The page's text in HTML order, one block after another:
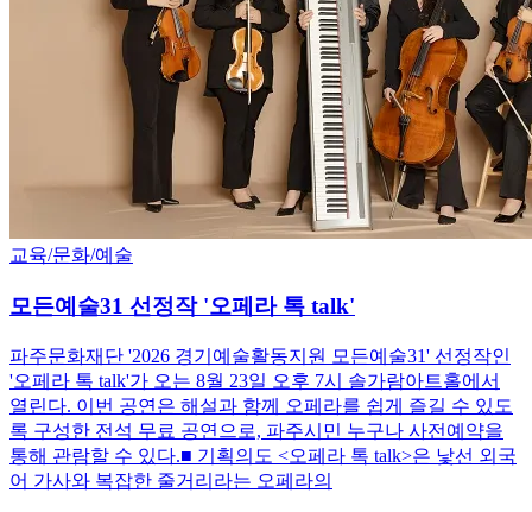
교육/문화/예술
모든예술31 선정작 '오페라 톡 talk'
파주문화재단 '2026 경기예술활동지원 모든예술31' 선정작인
'오페라 톡 talk'가 오는 8월 23일 오후 7시 솔가람아트홀에서
열린다. 이번 공연은 해설과 함께 오페라를 쉽게 즐길 수 있도
록 구성한 전석 무료 공연으로, 파주시민 누구나 사전예약을
통해 관람할 수 있다.■ 기획의도 <오페라 톡 talk>은 낯선 외국
어 가사와 복잡한 줄거리라는 오페라의